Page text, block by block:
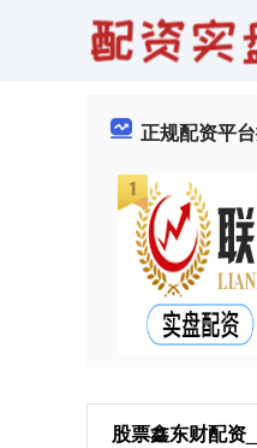
正规配资平
股票鑫东财配资